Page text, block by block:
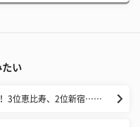
たい
3位恵比寿、2位新宿……